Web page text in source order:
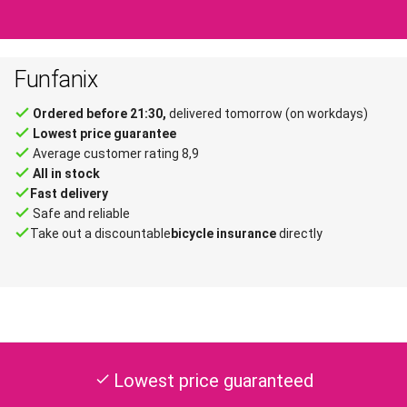
Funfanix
done Ordered before 21:30, delivered tomorrow (on workdays)
done Lowest price guarantee
done Average customer rating 8,9
done All in stock
done Fast delivery
done Safe and reliable
doneTake out a discountable bicycle insurancedirectly
check Lowest price guaranteed